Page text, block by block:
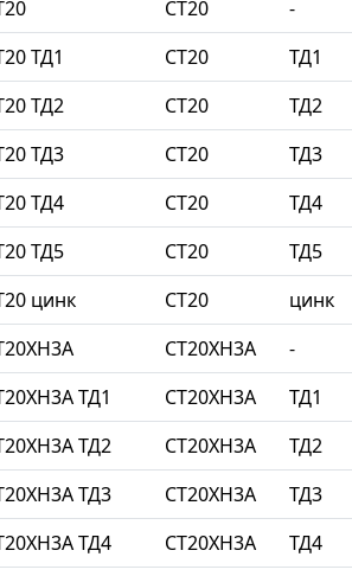
СТ20 -
ТД1 СТ20 ТД1
ТД2 СТ20 ТД2
ТД3 СТ20 ТД3
ТД4 СТ20 ТД4
ТД5 СТ20 ТД5
цинк СТ20 цинк
СТ20ХН3А -
ТД1 СТ20ХН3А ТД1
ТД2 СТ20ХН3А ТД2
ТД3 СТ20ХН3А ТД3
ТД4 СТ20ХН3А ТД4